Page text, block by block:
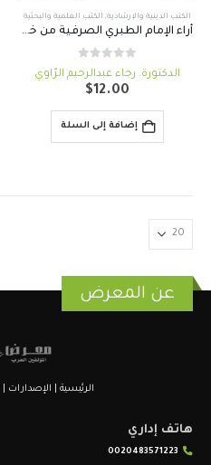
الكتب الدينية والإرشادية, الكتب العلمية والبحثية
أراء الإمام الطبري الصرفية من خلال تفسيره جامع البيان …
الدكتورة. رجاء عبدالرحيم الرّاوي
$12.00
إضافة إلى السلة
عن المعرض
الرئيسية الإصدارات
هاتف إداري
0020483571223